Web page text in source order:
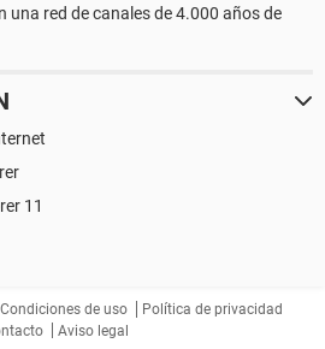
una red de canales de 4.000 años de
11
Condiciones de uso
Política de privacidad
Aviso legal